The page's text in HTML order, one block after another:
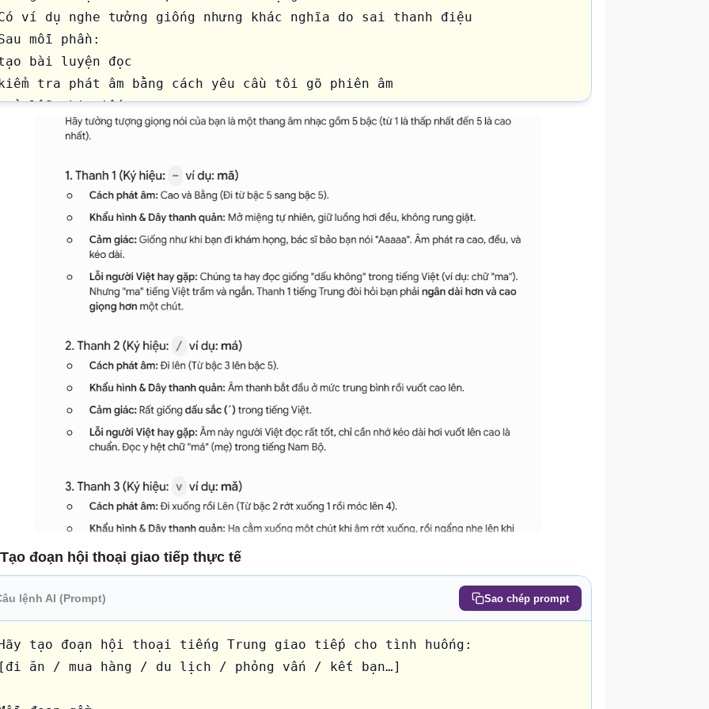
ví dụ nghe tưởng giống nhưng khác nghĩa do sai thanh điệu
mỗi phần:
bài luyện đọc
tra phát âm bằng cách yêu cầu tôi gõ phiên âm
lỗi chi tiết
dạy theo kiểu từng bước chậm rãi như gia sư 1:1.”
đoạn hội thoại giao tiếp thực tế
lệnh AI (Prompt) Sao chép prompt
tạo đoạn hội thoại tiếng Trung giao tiếp cho tình huống:
ăn / mua hàng / du lịch / phỏng vấn / kết bạn…]